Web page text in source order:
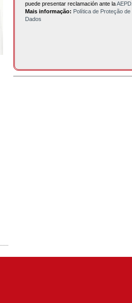
puede presentar reclamación ante laAEPD
Mais informação: Política de Proteção de
Dados